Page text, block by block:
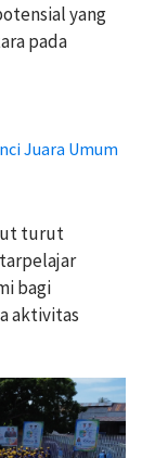
yang
pada
Juara Umum
turut
bagi
aktivitas